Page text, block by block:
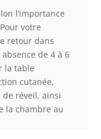
l’importance
votre
retour dans
de 4 à 6
la table
cutanée,
de réveil, ainsi
la chambre au